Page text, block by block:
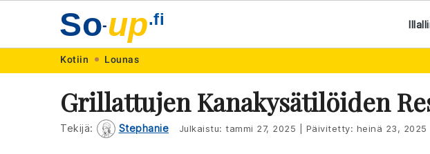
navigation
content
So-up.fi
Kotiin Lounas
Grillattujen Kanakysätilöiden
Tekijä: Stephanie Julkaistu: tammi 27, 2025 Päivitetty: heinä 23, 2025